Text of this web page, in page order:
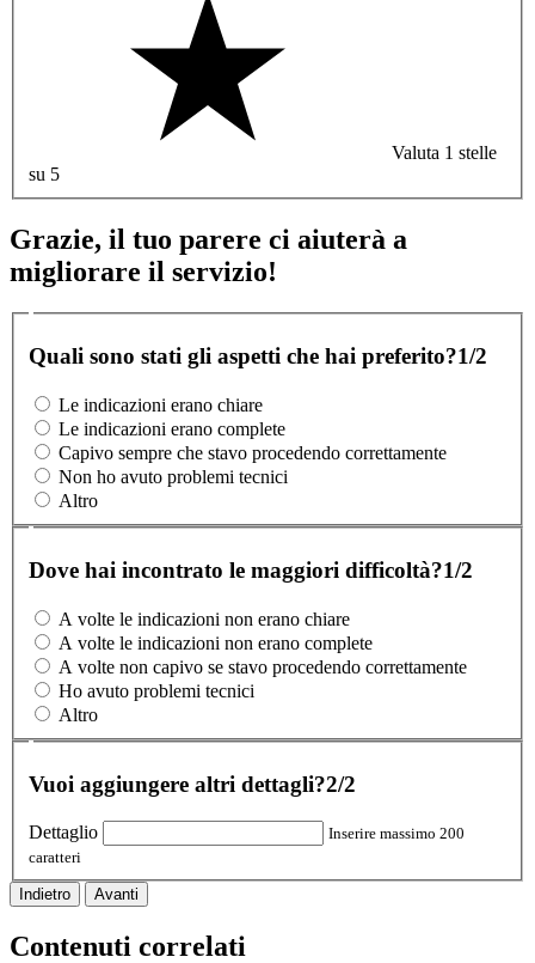
Valuta 1 stelle
su 5
Grazie, il tuo parere ci aiuterà a
migliorare il servizio!
Quali sono stati gli aspetti che hai preferito?1/2
Le indicazioni erano chiare
Le indicazioni erano complete
Capivo sempre che stavo procedendo correttamente
Non ho avuto problemi tecnici
Altro
Dove hai incontrato le maggiori difficoltà?1/2
A volte le indicazioni non erano chiare
A volte le indicazioni non erano complete
A volte non capivo se stavo procedendo correttamente
Ho avuto problemi tecnici
Altro
Vuoi aggiungere altri dettagli?2/2
Dettaglio
Inserire massimo 200
caratteri
Indietro Avanti
Contenuti correlati